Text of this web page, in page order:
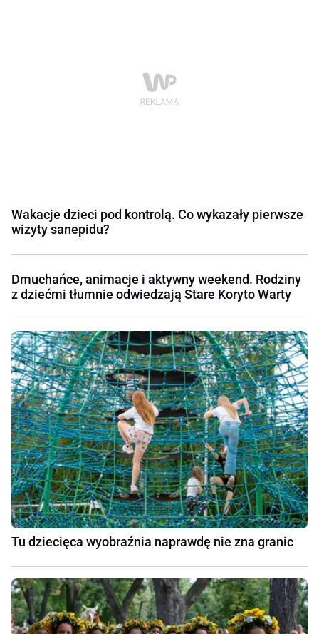
Wakacje dzieci pod kontrolą. Co wykazały pierwsze
wizyty sanepidu?
Dmuchańce, animacje i aktywny weekend. Rodziny
z dziećmi tłumnie odwiedzają Stare Koryto Warty
Tu dziecięca wyobraźnia naprawdę nie zna granic